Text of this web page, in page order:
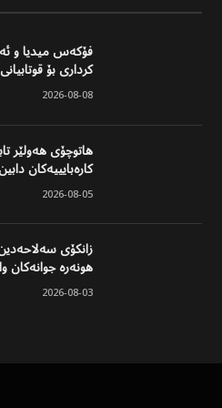
فۆکەس میدیا و
کرداری بۆ
2026-08-08
هاتوچۆی هەولێر
کارەبایییەکان
2026-08-05
زانکۆی
هونەرە جوانەکان
2026-08-03